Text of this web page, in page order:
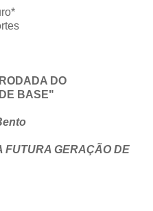
DO
BASE"
FUTURA GERAÇÃO DE